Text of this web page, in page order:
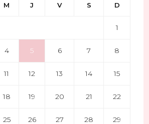
M J V S D
1
4 5 6 7 8
11 12 13 14 15
18 19 20 21 22
25 26 27 28 29